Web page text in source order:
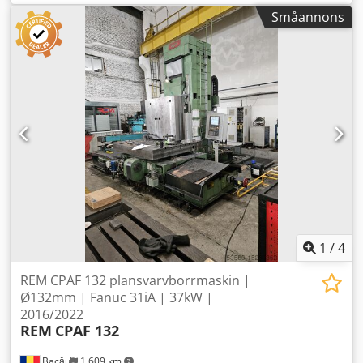
video av maskinen via WhatsApp. Generell översyn
utfördes år 2008. Heideihaim positip 855. X 6 400 mm, Y 2
200 mm, W 1 120 mm. ISO 50. Vikt 32 500 kg. Maskinen
levereras med två plattor med mått 602x2000x400 mm.
Huvud ingår till maskinen. Dsdozak A Ispfx Aipewa
Småannons
1 /4
REM CPAF 132 plansvarvborrmaskin |
Ø132mm | Fanuc 31iA | 37kW |
2016/2022
REM CPAF 132